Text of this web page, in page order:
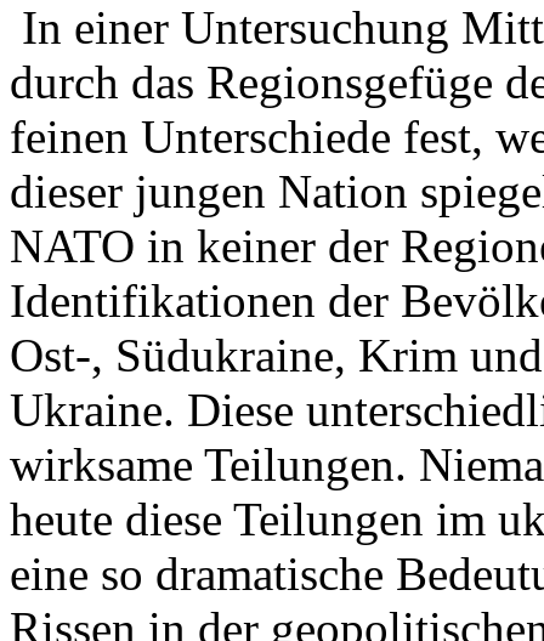
In einer Untersuchung
durch das Regionsgefüge
feinen Unterschiede fest,
dieser jungen Nation
NATO in keiner der
Identifikationen der
Ost-, Südukraine, Krim
Ukraine. Diese
wirksame Teilungen.
heute diese Teilungen im
eine so dramatische
Rissen in der